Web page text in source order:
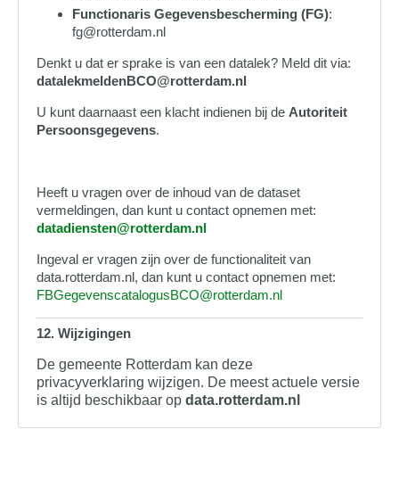
Functionaris Gegevensbescherming (FG):
fg@rotterdam.nl
Denkt u dat er sprake is van een datalek? Meld dit via:
datalekmeldenBCO@rotterdam.nl
U kunt daarnaast een klacht indienen bij de Autoriteit
Persoonsgegevens.
Heeft u vragen over de inhoud van de dataset
vermeldingen, dan kunt u contact opnemen met:
datadiensten@rotterdam.nl
Ingeval er vragen zijn over de functionaliteit van
data.rotterdam.nl, dan kunt u contact opnemen met:
FBGegevenscatalogusBCO@rotterdam.nl
12. Wijzigingen
De gemeente Rotterdam kan deze
privacyverklaring wijzigen. De meest actuele versie
is altijd beschikbaar op data.rotterdam.nl